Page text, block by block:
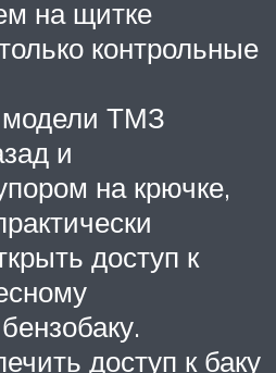
на щитке
контрольные
модели ТМЗ
и
на крючке,
доступ к
доступ к баку